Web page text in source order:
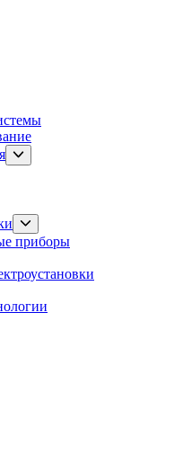
Show
sub
sub
menu
приборы